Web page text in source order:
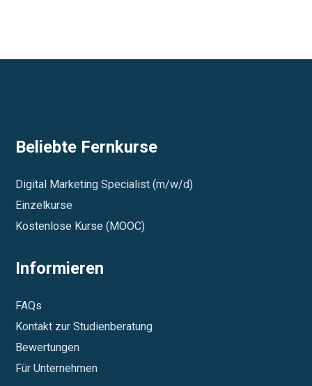
Beliebte Fernkurse
Digital Marketing Specialist (m/w/d)
Einzelkurse
Kostenlose Kurse (MOOC)
Informieren
FAQs
Kontakt zur Studienberatung
Bewertungen
Für Unternehmen